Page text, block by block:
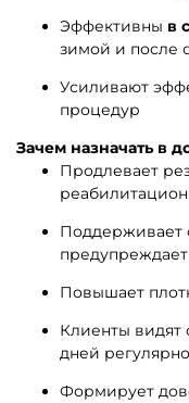
Эффективны в
зимой и после
Усиливают
процедур
Зачем назначать в
Продлевает
Поддерживает
Повышает
Клиенты видят
дней
Формирует